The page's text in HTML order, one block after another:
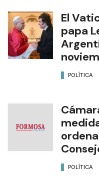
El
papa
POLÍTICA
POLÍTICA